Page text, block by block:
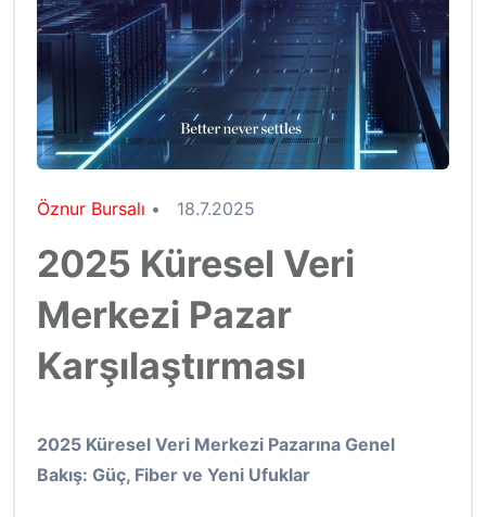
Öznur Bursalı • 18.7.2025
2025 Küresel Veri
Merkezi Pazar
Karşılaştırması
2025 Küresel Veri Merkezi Pazarına Genel
Bakış: Güç, Fiber ve Yeni Ufuklar